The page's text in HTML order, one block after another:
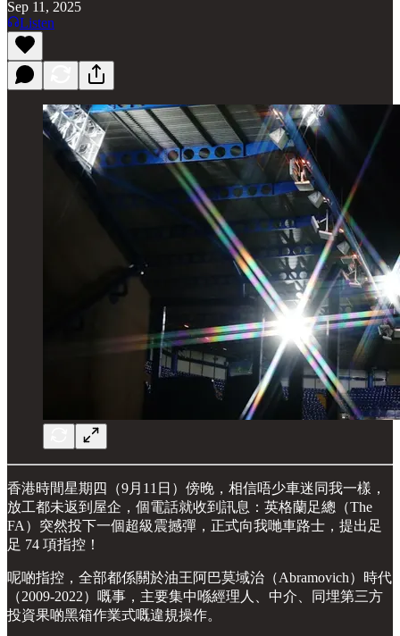
Sep 11, 2025
Listen
香港時間星期四（9月11日）傍晚，相信唔少車迷同我一樣，
放工都未返到屋企，個電話就收到訊息：英格蘭足總（The
FA）突然投下一個超級震撼彈，正式向我哋車路士，提出足
足 74 項指控！
呢啲指控，全部都係關於油王阿巴莫域治（Abramovich）時代
（2009-2022）嘅事，主要集中喺經理人、中介、同埋第三方
投資果啲黑箱作業式嘅違規操作。